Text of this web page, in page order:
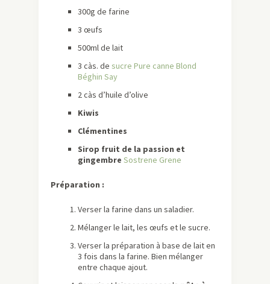
300g de farine
3 œufs
500ml de lait
3 càs. de sucre Pure canne Blond
Béghin Say
2 càs d’huile d’olive
Kiwis
Clémentines
Sirop fruit de la passion et
gingembre Sostrene Grene
Préparation :
Verser la farine dans un saladier.
Mélanger le lait, les œufs et le sucre.
Verser la préparation à base de lait en
3 fois dans la farine. Bien mélanger
entre chaque ajout.